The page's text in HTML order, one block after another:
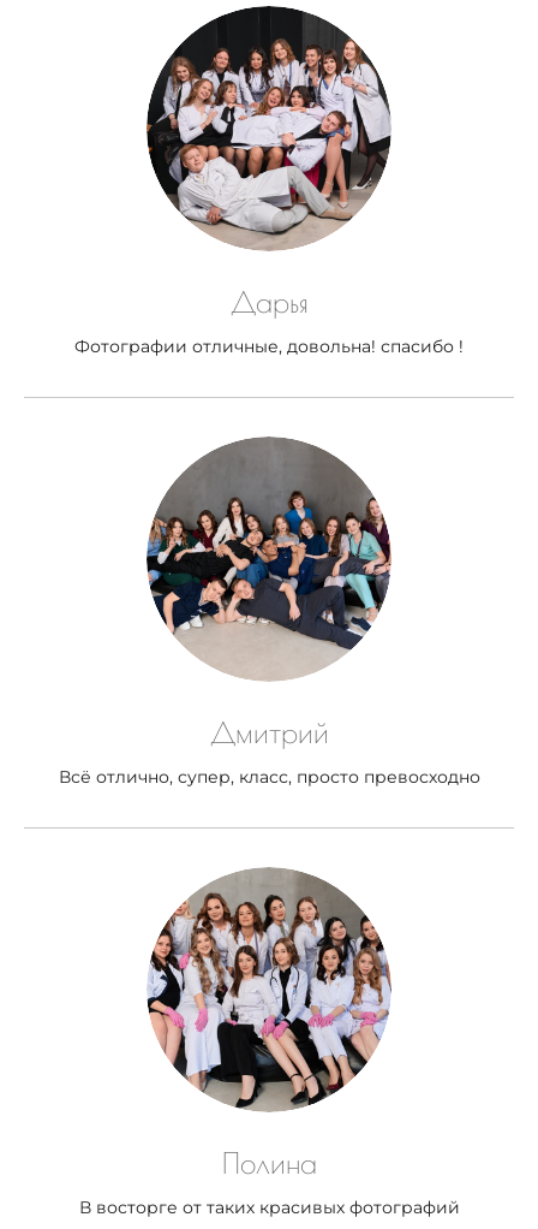
Дарья
Фотографии отличные, довольна! спасибо !
Дмитрий
Всё отлично, супер, класс, просто превосходно
Полина
В восторге от таких красивых фотографий